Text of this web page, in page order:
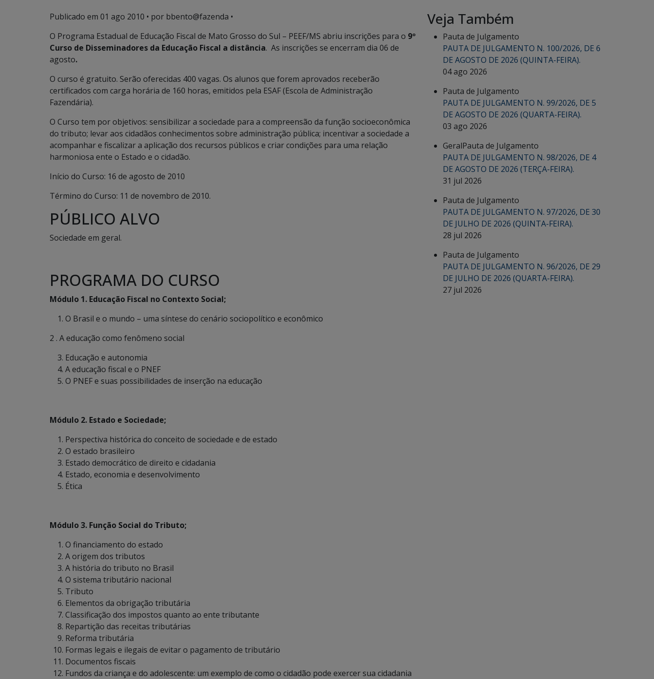
Publicado em 01 ago 2010 • por bbento@fazenda •
O Programa Estadual de Educação Fiscal de Mato Grosso do Sul – PEEF/MS abriu inscrições para o 9º
Curso de Disseminadores da Educação Fiscal a distância. As inscrições se encerram dia 06 de
agosto.
O curso é gratuito. Serão oferecidas 400 vagas. Os alunos que forem aprovados receberão
certificados com carga horária de 160 horas, emitidos pela ESAF (Escola de Administração
Fazendária).
O Curso tem por objetivos: sensibilizar a sociedade para a compreensão da função socioeconômica
do tributo; levar aos cidadãos conhecimentos sobre administração pública; incentivar a sociedade a
acompanhar e fiscalizar a aplicação dos recursos públicos e criar condições para uma relação
harmoniosa ente o Estado e o cidadão.
Início do Curso: 16 de agosto de 2010
Término do Curso: 11 de novembro de 2010.
PÚBLICO ALVO
Sociedade em geral.
PROGRAMA DO CURSO
Módulo 1. Educação Fiscal no Contexto Social;
O Brasil e o mundo – uma síntese do cenário sociopolítico e econômico
2 . A educação como fenômeno social
Educação e autonomia
A educação fiscal e o PNEF
O PNEF e suas possibilidades de inserção na educação
Módulo 2. Estado e Sociedade;
Perspectiva histórica do conceito de sociedade e de estado
O estado brasileiro
Estado democrático de direito e cidadania
Estado, economia e desenvolvimento
Ética
Módulo 3. Função Social do Tributo;
O financiamento do estado
A origem dos tributos
A história do tributo no Brasil
O sistema tributário nacional
Tributo
Elementos da obrigação tributária
Classificação dos impostos quanto ao ente tributante
Repartição das receitas tributárias
Reforma tributária
Formas legais e ilegais de evitar o pagamento de tributário
Documentos fiscais
Fundos da criança e do adolescente: um exemplo de como o cidadão pode exercer sua cidadania
Veja Também
Pauta de Julgamento
PAUTA DE JULGAMENTO N. 100/2026, DE 6
DE AGOSTO DE 2026 (QUINTA-FEIRA).
04 ago 2026
Pauta de Julgamento
PAUTA DE JULGAMENTO N. 99/2026, DE 5
DE AGOSTO DE 2026 (QUARTA-FEIRA).
03 ago 2026
GeralPauta de Julgamento
PAUTA DE JULGAMENTO N. 98/2026, DE 4
DE AGOSTO DE 2026 (TERÇA-FEIRA).
31 jul 2026
Pauta de Julgamento
PAUTA DE JULGAMENTO N. 97/2026, DE 30
DE JULHO DE 2026 (QUINTA-FEIRA).
28 jul 2026
Pauta de Julgamento
PAUTA DE JULGAMENTO N. 96/2026, DE 29
DE JULHO DE 2026 (QUARTA-FEIRA).
27 jul 2026